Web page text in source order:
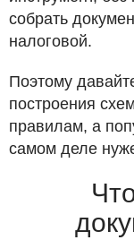
собрать
налоговой.
Поэтому
построения
правилам, а
самом деле